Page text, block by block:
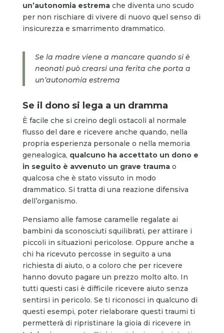
un’autonomia estremache diventa uno scudo
per non rischiare di vivere di nuovo quel senso di
insicurezza e smarrimento drammatico.
Se la madre viene a mancare quando si è
neonati può crearsi una ferita che porta a
un’autonomia estrema
Se il dono si lega a un dramma
È facile che si creino degli ostacoli al normale
flusso del dare e ricevere anche quando, nella
propria esperienza personale o nella memoria
genealogica, qualcuno ha accettato un dono e
in seguito è avvenuto un grave traumao
qualcosa che è stato vissuto in modo
drammatico. Si tratta di una reazione difensiva
dell’organismo.
Pensiamo alle famose caramelle regalate ai
bambini da sconosciuti squilibrati, per attirare i
piccoli in situazioni pericolose. Oppure anche a
chi ha ricevuto percosse in seguito a una
richiesta di aiuto, o a coloro che per ricevere
hanno dovuto pagare un prezzo molto alto. In
tutti questi casi è difficile ricevere aiuto senza
sentirsi in pericolo. Se ti riconosci in qualcuno di
questi esempi, poter rielaborare questi traumi ti
permetterà di ripristinare la gioia di ricevere in